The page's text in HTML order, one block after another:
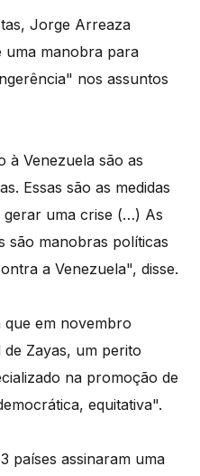
Jorge Arreaza
uma manobra para
nos assuntos
à Venezuela são as
Essas são as medidas
gerar uma crise (…) As
são manobras políticas
a Venezuela", disse.
em novembro
Zayas, um perito
na promoção de
equitativa".
países assinaram uma